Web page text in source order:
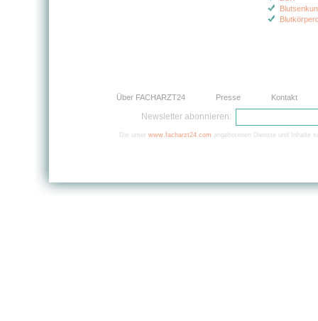
Über FACHARZT24 Presse Kontakt
Newsletter abonnieren:
Die unter www.facharzt24.com angebotenen Dienste und Inhalte